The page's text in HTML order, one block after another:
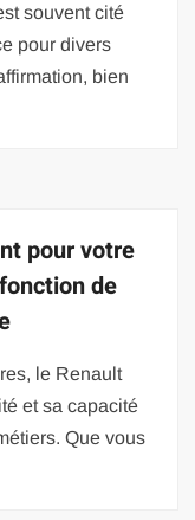
souvent cité
pour divers
bien
pour votre
de
le Renault
et sa capacité
Que vous